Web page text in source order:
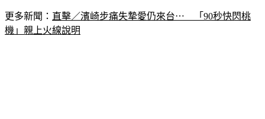
機」親上火線說明